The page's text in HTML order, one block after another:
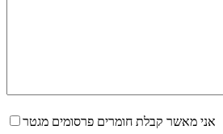
אני מאשר קבלת חומרים פרסומים מגטר